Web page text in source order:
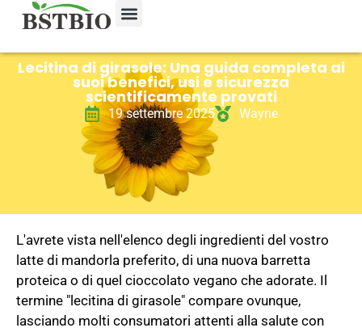
Lecitina di girasole: Una guida completa ai
suoi benefici, usi e sicurezza
scientificamente provati
19 settembre 2025 Wayne
L'avrete vista nell'elenco degli ingredienti del vostro
latte di mandorla preferito, di una nuova barretta
proteica o di quel cioccolato vegano che adorate. Il
termine "lecitina di girasole" compare ovunque,
lasciando molti consumatori attenti alla salute con